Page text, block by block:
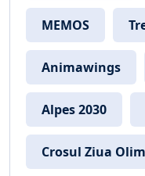
MEMOS
Animawings
Alpes 2030
Crosul Ziua